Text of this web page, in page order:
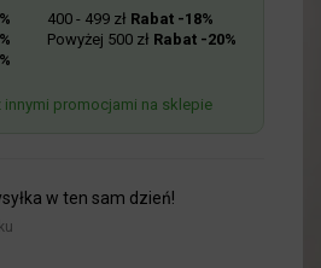
400 - 499 zł Rabat -18%
Powyżej 500 zł Rabat -20%
innymi promocjami na sklepie
w ten sam dzień!